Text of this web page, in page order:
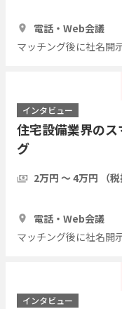
電話・Web会議
マッチング後に社名開
インタビュー
住宅設備業界の
グ
2万円 〜 4万円 （税
電話・Web会議
マッチング後に社名開
インタビュー